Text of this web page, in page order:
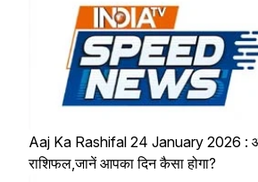
Aaj Ka Rashifal 24 January 2026 :
राशिफल,जानें आपका दिन कैसा होगा?